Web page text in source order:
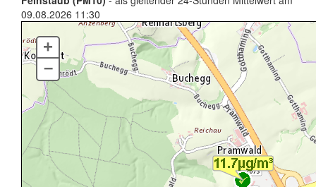
09.08.2026 11:30
+
–